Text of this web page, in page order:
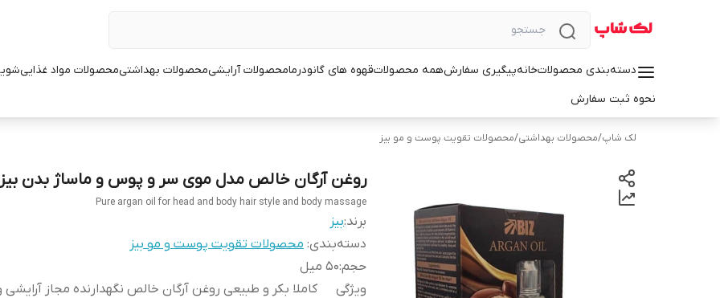
دسته‌بندی محصولاتخانهپیگیری سفارشهمه محصولاتقهوه های گانودرمامحصولات آرایشیمحصولات بهداشتیمحصولات مواد غذایی
نحوه ثبت سفارش
لک شاپ/محصولات بهداشتی/محصولات تقویت پوست و مو بیز
روغن آرگان خالص مدل موی سر و پوس و ماساژ بدن
Pure argan oil for head and body hair style and body massage
برند:بیز
دسته‌بندی: محصولات تقویت پوست و مو بیز
حجم:50 میل
ویژگی
کاملا بکر و طبیعی روغن آرگان خالص نگهدارنده مجاز آرایشی